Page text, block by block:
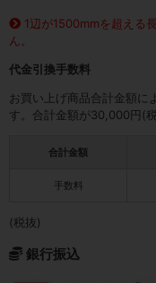
1辺が1500mmを超える
ん。
代金引換手数料
お買い上げ商品合計金額に
す。合計金額が30,000円(
合計金額
手数料
(税抜)
銀行振込